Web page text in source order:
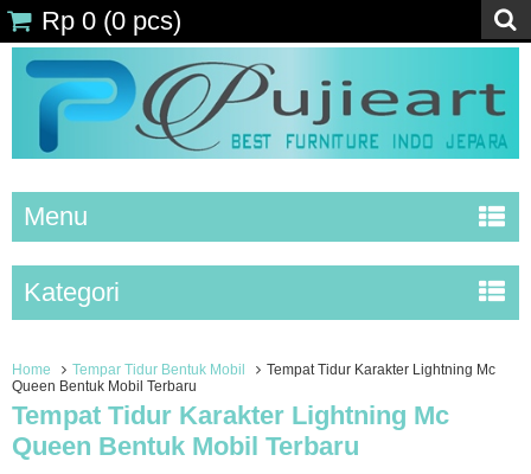
Rp 0 (0 pcs)
Menu
Kategori
Home Tempar Tidur Bentuk Mobil
Tempat Tidur Karakter Lightning Mc
Queen Bentuk Mobil Terbaru
Tempat Tidur Karakter Lightning Mc
Queen Bentuk Mobil Terbaru